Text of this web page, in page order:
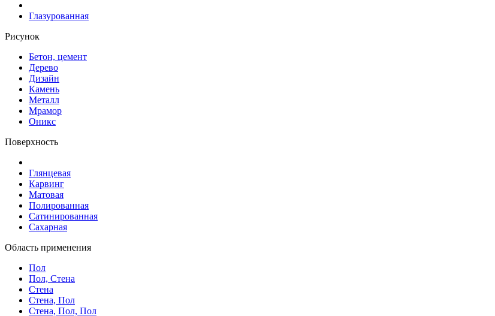
Глазурованная
Рисунок
Бетон, цемент
Дерево
Дизайн
Камень
Металл
Мрамор
Оникс
Поверхность
Глянцевая
Карвинг
Матовая
Полированная
Сатинированная
Сахарная
Область применения
Пол
Пол, Стена
Стена
Стена, Пол
Стена, Пол, Пол